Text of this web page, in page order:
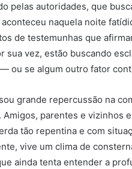
pelas autoridades, que
naquela noite
de testemunhas que
sua vez, estão buscando
ou se algum outro fator
grande repercussão na
parentes e vizinhos
tão repentina e com
vive um clima de
ainda tenta entender a